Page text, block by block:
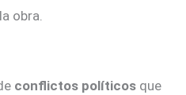
obra.
conflictos políticos que